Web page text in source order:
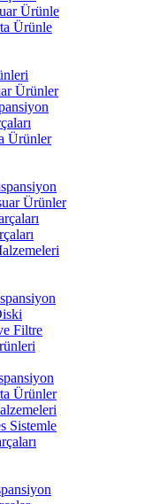
Ürünle
Ürünle
Ürünler
Ürünler
Ürünler
Filtre
Ürünler
Sistemle